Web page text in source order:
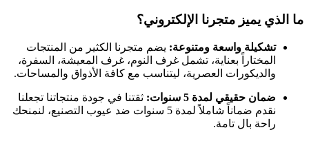
ما الذي يميز متجرنا الإلكتروني؟
تشكيلة واسعة ومتنوعة: يضم متجرنا الكثير من المنتجات
المختاراً بعناية، تشمل غرف النوم، غرف المعيشة، السفرة،
والديكورات العصرية، ليتناسب مع كافة الأذواق والمساحات.
ضمان حقيقي لمدة 5 سنوات:
ثقتنا في جودة منتجاتنا تجعلنا
نقدم ضماناً شاملاً لمدة 5 سنوات ضد عيوب التصنيع، لنمنحك
راحة بال تامة.